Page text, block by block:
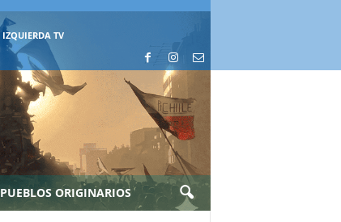
IZQUIERDA TV
PUEBLOS ORIGINARIOS